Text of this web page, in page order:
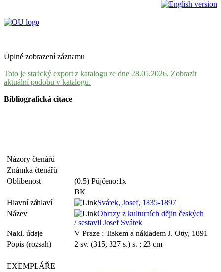
Úplné zobrazení záznamu
Toto je statický export z katalogu ze dne 28.05.2026. Zobrazit
aktuální podobu v katalogu.
Bibliografická citace
Názory čtenářů
Známka čtenářů
Oblíbenost
(0.5) Půjčeno:1x
BK
Hlavní záhlaví
Svátek, Josef, 1835-1897
Název
Obrazy z kulturních dějin českých
/ sestavil Josef Svátek
Nakl. údaje
V Praze : Tiskem a nákladem J. Otty, 1891
Popis (rozsah)
2 sv. (315, 327 s.) s. ; 23 cm
EXEMPLÁŘE